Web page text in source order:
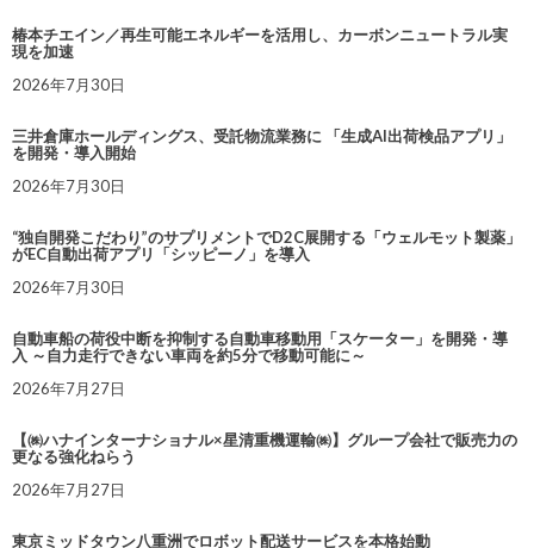
椿本チエイン／再生可能エネルギーを活用し、カーボンニュートラル実
現を加速
2026年7月30日
三井倉庫ホールディングス、受託物流業務に 「生成AI出荷検品アプリ」
を開発・導入開始
2026年7月30日
“独自開発こだわり”のサプリメントでD2C展開する「ウェルモット製薬」
がEC自動出荷アプリ「シッピーノ」を導入
2026年7月30日
自動車船の荷役中断を抑制する自動車移動用「スケーター」を開発・導
入 ～自力走行できない車両を約5分で移動可能に～
2026年7月27日
【㈱ハナインターナショナル×星清重機運輸㈱】グループ会社で販売力の
更なる強化ねらう
2026年7月27日
東京ミッドタウン八重洲でロボット配送サービスを本格始動